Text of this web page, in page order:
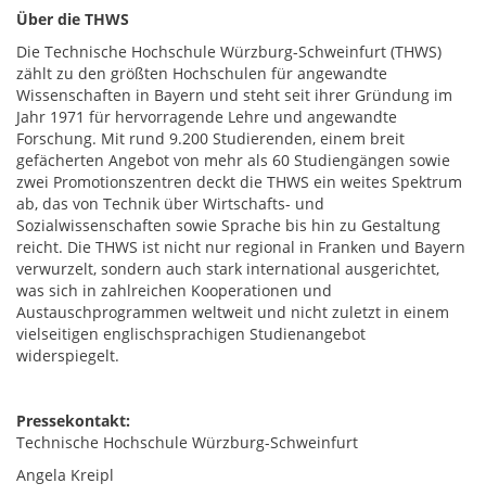
Über die THWS
Die Technische Hochschule Würzburg-Schweinfurt (THWS)
zählt zu den größten Hochschulen für angewandte
Wissenschaften in Bayern und steht seit ihrer Gründung im
Jahr 1971 für hervorragende Lehre und angewandte
Forschung. Mit rund 9.200 Studierenden, einem breit
gefächerten Angebot von mehr als 60 Studiengängen sowie
zwei Promotionszentren deckt die THWS ein weites Spektrum
ab, das von Technik über Wirtschafts- und
Sozialwissenschaften sowie Sprache bis hin zu Gestaltung
reicht. Die THWS ist nicht nur regional in Franken und Bayern
verwurzelt, sondern auch stark international ausgerichtet,
was sich in zahlreichen Kooperationen und
Austauschprogrammen weltweit und nicht zuletzt in einem
vielseitigen englischsprachigen Studienangebot
widerspiegelt.
Pressekontakt:
Technische Hochschule Würzburg-Schweinfurt
Angela Kreipl